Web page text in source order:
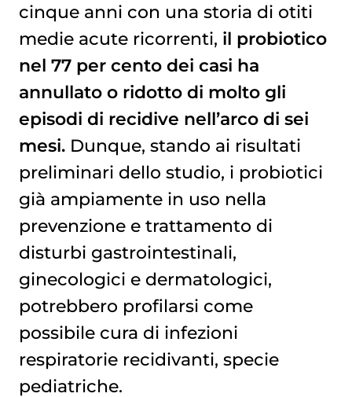
cinque anni con una storia di otiti
medie acute ricorrenti, il probiotico
nel 77 per cento dei casi ha
annullato o ridotto di molto gli
episodi di recidive nell’arco di sei
mesi.Dunque, stando ai risultati
preliminari dello studio, i probiotici
già ampiamente in uso nella
prevenzione e trattamento di
disturbi gastrointestinali,
ginecologici e dermatologici,
potrebbero profilarsi come
possibile cura di infezioni
respiratorie recidivanti, specie
pediatriche.